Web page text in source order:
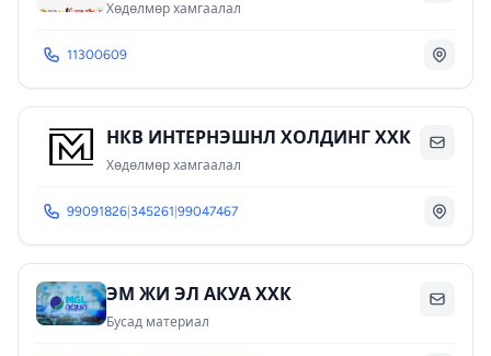
Хөдөлмөр хамгаалал
11300609
НКВ ИНТЕРНЭШНЛ ХОЛДИНГ ХХК
Хөдөлмөр хамгаалал
99091826 345261 99047467
ЭМ ЖИ ЭЛ АКУА ХХК
Бусад материал